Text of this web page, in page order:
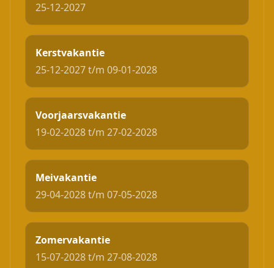
25-12-2027
Kerstvakantie
25-12-2027 t/m 09-01-2028
Voorjaarsvakantie
19-02-2028 t/m 27-02-2028
Meivakantie
29-04-2028 t/m 07-05-2028
Zomervakantie
15-07-2028 t/m 27-08-2028